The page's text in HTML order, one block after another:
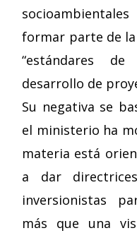
formar parte de
“estándares
desarrollo de
Su negativa se
el ministerio ha
materia está
a dar
inversionistas
más que una